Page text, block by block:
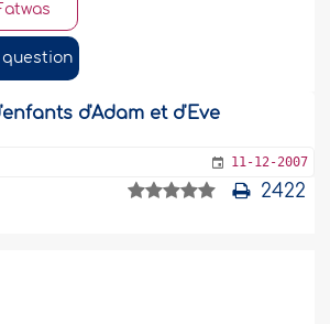
question
d'Adam et d'Eve
11-12-2007
2422